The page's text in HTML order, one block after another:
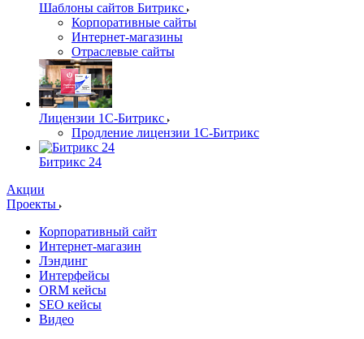
Шаблоны сайтов Битрикс
Корпоративные сайты
Интернет-магазины
Отраслевые сайты
Лицензии 1С-Битрикс
Продление лицензии 1С-Битрикс
Битрикс 24
Акции
Проекты
Корпоративный сайт
Интернет-магазин
Лэндинг
Интерфейсы
ORM кейсы
SEO кейсы
Видео